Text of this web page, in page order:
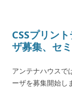
CSSプリン
ザ募集、セ
アンテナハウスで
ーザを募集開始し